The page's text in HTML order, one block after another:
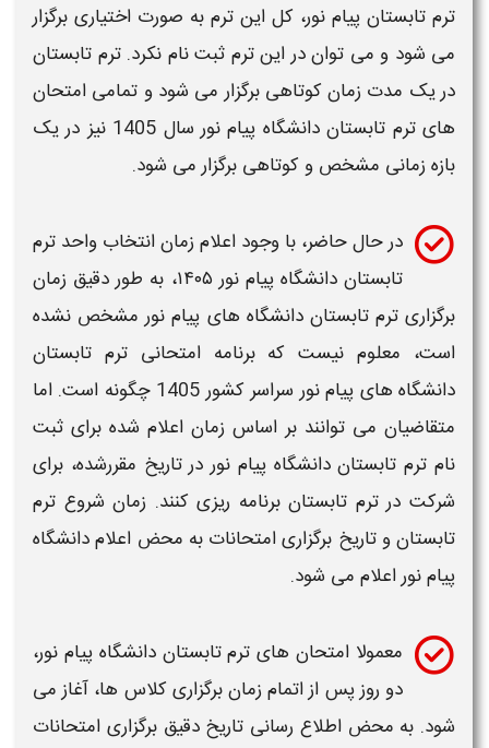
ترم تابستان پیام نور، کل این ترم به صورت اختیاری برگزار
می شود و می توان در اینترم ثبت نام نکرد.ترم تابستان
در یک مدت زمان کوتاهی برگزار می شود و تمامی امتحان
هایترم تابستان دانشگاه پیام نور سال 1405
نیز در یک
بازه زمانی مشخص و کوتاهی برگزار می شود.
در حال حاضر، با وجود اعلام زمانانتخاب واحد ترم
تابستان دانشگاه پیام نور ۱۴۰۵، به طور دقیق زمان
برگزاری ترم تابستان دانشگاه های پیام نور مشخص نشده
است، معلوم نیست که برنامه امتحانی ترم تابستان
دانشگاه های پیام نور سراسر کشور 1405
چگونه است. اما
متقاضیان می توانند بر اساس زمان اعلام شده برای ثبت
نام ترم تابستان دانشگاه پیام نوردر تاریخ مقررشده، برای
شرکت درترم تابستانبرنامه ریزی کنند. زمان شروع ترم
تابستانو تاریخ برگزاریامتحانات به محض اعلامدانشگاه
پیام نوراعلام می شود.
معمولا امتحان های ترم تابستان دانشگاه پیام نور،
دو روز پس از اتمام زمان برگزاری کلاس ها، آغاز می
شود. به محض اطلاع رسانی تاریخ دقیقبرگزاری امتحانات